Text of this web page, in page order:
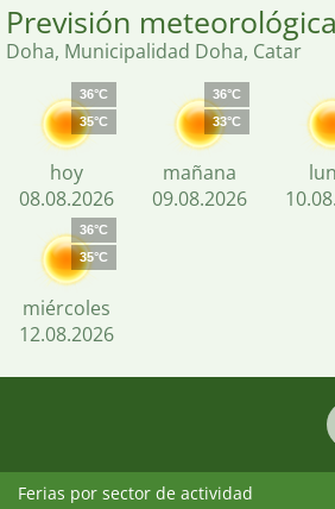
Previsión
Doha, Municipalidad Doha, Catar
36°C
35°C
hoy
08.08.2026
36°C
33°C
mañana
09.08.2026
36°C
35°C
miércoles
12.08.2026
Ferias por sector de actividad